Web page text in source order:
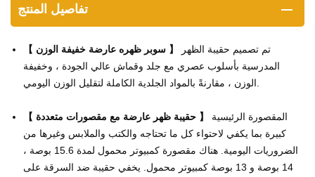
تفاصيل المنتج
【 سوبر ظهره عارضة خفيفة الوزن 】
المدرسية بأسلوب عصري مع جلد وقماش عالي الجودة ، وخفيفة
【 حقيبة ظهر عارضة مع مقصورات متعددة 】
كبيرة بما يكفي لاحتواء كل ما تحتاجه والكتب والملابس وغيرها من
الضروريات اليومية. هناك مقصورة كمبيوتر محمول لمدة 15.6 بوصة ،
14 بوصة و 13 بوصة كمبيوتر محمول. يخفي حقيبة ضد السرقة على